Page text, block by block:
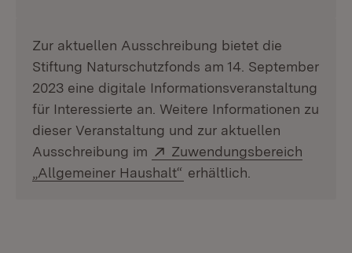
Zur aktuellen Ausschreibung bietet die
Stiftung Naturschutzfonds am 14. September
2023 eine digitale Informationsveranstaltung
für Interessierte an. Weitere Informationen zu
dieser Veranstaltung und zur aktuellen
Ausschreibung im
Extern:
Zuwendungsbereich
„Allgemeiner Haushalt“ (Öffnet in neuem Fenster)
erhältlich.